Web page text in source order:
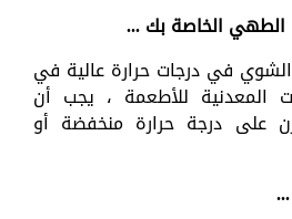
الخاصة بك ...
في درجات حرارة عالية في
المعدنية للأطعمة ، يجب أن
على درجة حرارة منخفضة أو